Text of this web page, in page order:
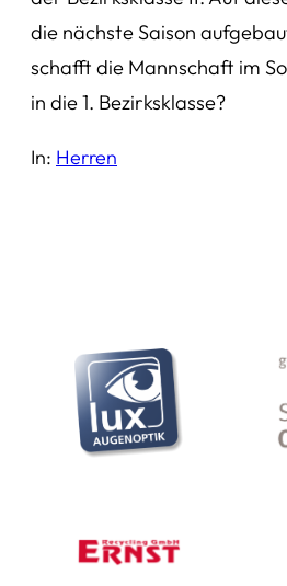
die nächste Saison
schafft die Mannschaft im
in die 1. Bezirksklasse?
In: Herren